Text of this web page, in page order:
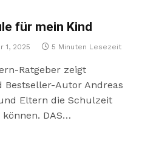
für mein Kind
1, 2025 5 Minuten Lesezeit
Ratgeber zeigt
Bestseller-Autor Andreas
Eltern die Schulzeit
DAS…